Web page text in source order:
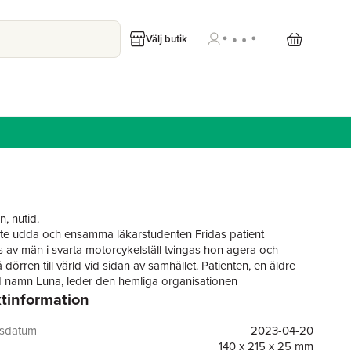
Välj butik
nutid.
udda och ensamma läkarstudenten Fridas patient
av män i svarta motorcykelställ tvingas hon agera och
dörren till värld vid sidan av samhället. Patienten, en äldre
namn Luna, leder den hemliga organisationen
De är män och kvinnor som lever sina liv i skuggorna
från ondskan.
fiende, organisationen Vargarna har rekryterat en man
2023-04-20
140 x 215 x 25 mm